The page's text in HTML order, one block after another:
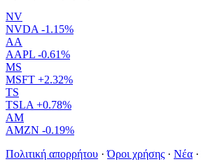
NV
NVDA -1.15%
AA
AAPL -0.61%
MS
MSFT +2.32%
TS
TSLA +0.78%
AM
AMZN -0.19%
Πολιτική απορρήτου · Όροι χρήσης · Νέα ·